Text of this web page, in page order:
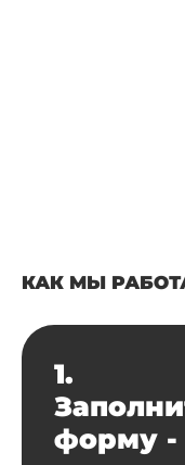
КАК МЫ
1.
форму -